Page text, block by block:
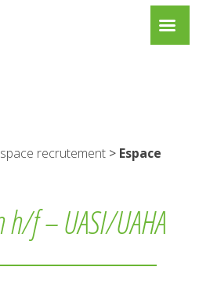
recrutement > Espace
f – UASI/UAHA